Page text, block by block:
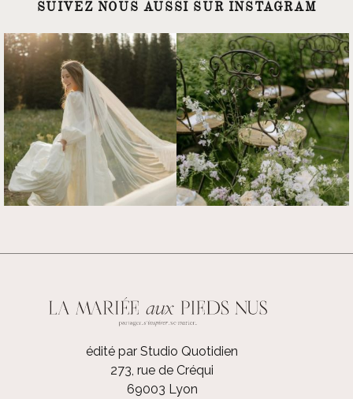
SUIVEZ NOUS AUSSI SUR INSTAGRAM
édité par Studio Quotidien
273, rue de Créqui
69003 Lyon